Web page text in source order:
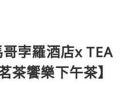
孛羅酒店x TEA
茶饗樂下午茶】